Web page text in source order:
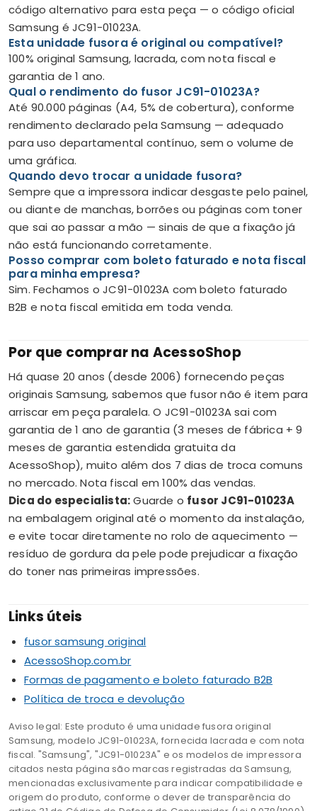
código alternativo para esta peça — o código oficial
Samsung é JC91-01023A.
Esta unidade fusora é original ou compatível?
100% original Samsung, lacrada, com nota fiscal e
garantia de 1 ano.
Qual o rendimento do fusor JC91-01023A?
Até 90.000 páginas (A4, 5% de cobertura), conforme
rendimento declarado pela Samsung — adequado
para uso departamental contínuo, sem o volume de
uma gráfica.
Quando devo trocar a unidade fusora?
Sempre que a impressora indicar desgaste pelo painel,
ou diante de manchas, borrões ou páginas com toner
que sai ao passar a mão — sinais de que a fixação já
não está funcionando corretamente.
Posso comprar com boleto faturado e nota fiscal
para minha empresa?
Sim. Fechamos o JC91-01023A com boleto faturado
B2B e nota fiscal emitida em toda venda.
Por que comprar na AcessoShop
Há quase 20 anos (desde 2006) fornecendo peças
originais Samsung, sabemos que fusor não é item para
arriscar em peça paralela. O JC91-01023A sai com
garantia de 1 ano de garantia (3 meses de fábrica + 9
meses de garantia estendida gratuita da
AcessoShop), muito além dos 7 dias de troca comuns
no mercado. Nota fiscal em 100% das vendas.
Dica do especialista:Guarde o fusor JC91-01023A
na embalagem original até o momento da instalação,
e evite tocar diretamente no rolo de aquecimento —
resíduo de gordura da pele pode prejudicar a fixação
do toner nas primeiras impressões.
Links úteis
fusor samsung original
AcessoShop.com.br
Formas de pagamento e boleto faturado B2B
Política de troca e devolução
Aviso legal: Este produto é uma unidade fusora original
Samsung, modelo JC91-01023A, fornecida lacrada e com nota
fiscal. "Samsung", "JC91-01023A" e os modelos de impressora
citados nesta página são marcas registradas da Samsung,
mencionadas exclusivamente para indicar compatibilidade e
origem do produto, conforme o dever de transparência do